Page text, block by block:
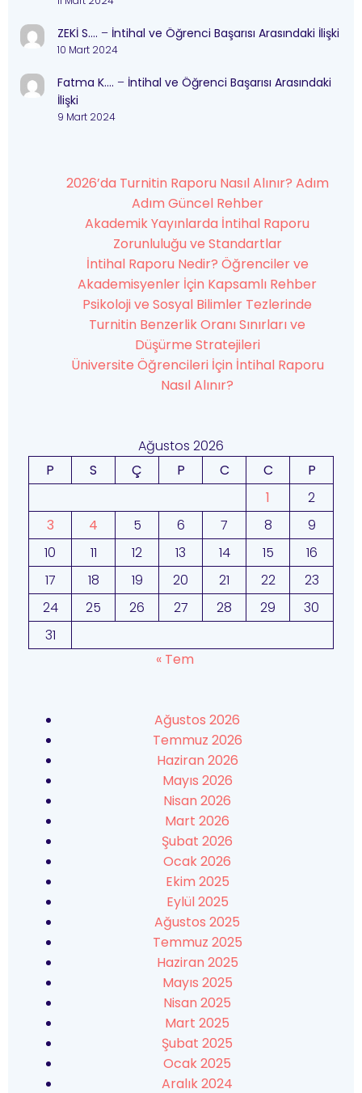
ZEKİ S…. – İntihal ve Öğrenci Başarısı Arasındaki İlişki
10 Mart 2024
Fatma K…. – İntihal ve Öğrenci Başarısı Arasındaki
İlişki
9 Mart 2024
2026’da Turnitin Raporu Nasıl Alınır? Adım
Adım Güncel Rehber
Akademik Yayınlarda İntihal Raporu
Zorunluluğu ve Standartlar
İntihal Raporu Nedir? Öğrenciler ve
Akademisyenler İçin Kapsamlı Rehber
Psikoloji ve Sosyal Bilimler Tezlerinde
Turnitin Benzerlik Oranı Sınırları ve
Düşürme Stratejileri
Üniversite Öğrencileri İçin İntihal Raporu
Nasıl Alınır?
Ağustos 2026
P
S Ç P C C
P
1
2
3
4 5 6 7 8
9
10
11 12 13 14 15
16
17
18 19 20 21 22
23
24
25 26 27 28 29
30
31
« Tem
Ağustos 2026
Temmuz 2026
Haziran 2026
Mayıs 2026
Nisan 2026
Mart 2026
Şubat 2026
Ocak 2026
Ekim 2025
Eylül 2025
Ağustos 2025
Temmuz 2025
Haziran 2025
Mayıs 2025
Nisan 2025
Mart 2025
Şubat 2025
Ocak 2025
Aralık 2024